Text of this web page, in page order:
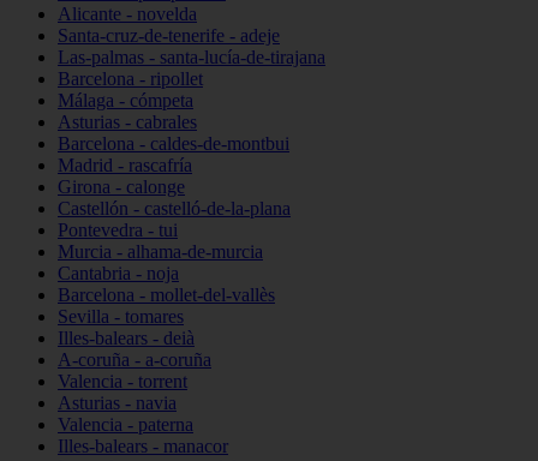
Alicante - novelda
Santa-cruz-de-tenerife - adeje
Las-palmas - santa-lucía-de-tirajana
Barcelona - ripollet
Málaga - cómpeta
Asturias - cabrales
Barcelona - caldes-de-montbui
Madrid - rascafría
Girona - calonge
Castellón - castelló-de-la-plana
Pontevedra - tui
Murcia - alhama-de-murcia
Cantabria - noja
Barcelona - mollet-del-vallès
Sevilla - tomares
Illes-balears - deià
A-coruña - a-coruña
Valencia - torrent
Asturias - navia
Valencia - paterna
Illes-balears - manacor